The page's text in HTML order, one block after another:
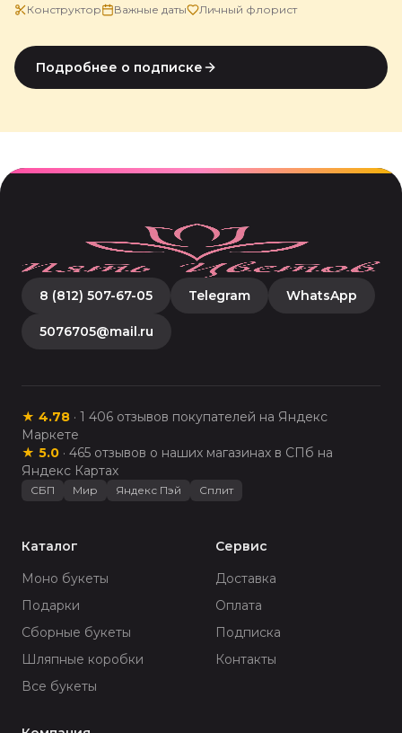
Конструктор Важные даты Личный флорист
Подробнее о подписке
8 (812) 507-67-05 Telegram WhatsApp
5076705@mail.ru
★ 4.78 · 1 406 отзывов покупателей на Яндекс
Маркете
★ 5.0 · 465 отзывов о наших магазинах в СПб на
Яндекс Картах
СБП Мир Яндекс Пэй Сплит
Каталог
Моно букеты
Подарки
Сборные букеты
Шляпные коробки
Все букеты
Сервис
Доставка
Оплата
Подписка
Контакты